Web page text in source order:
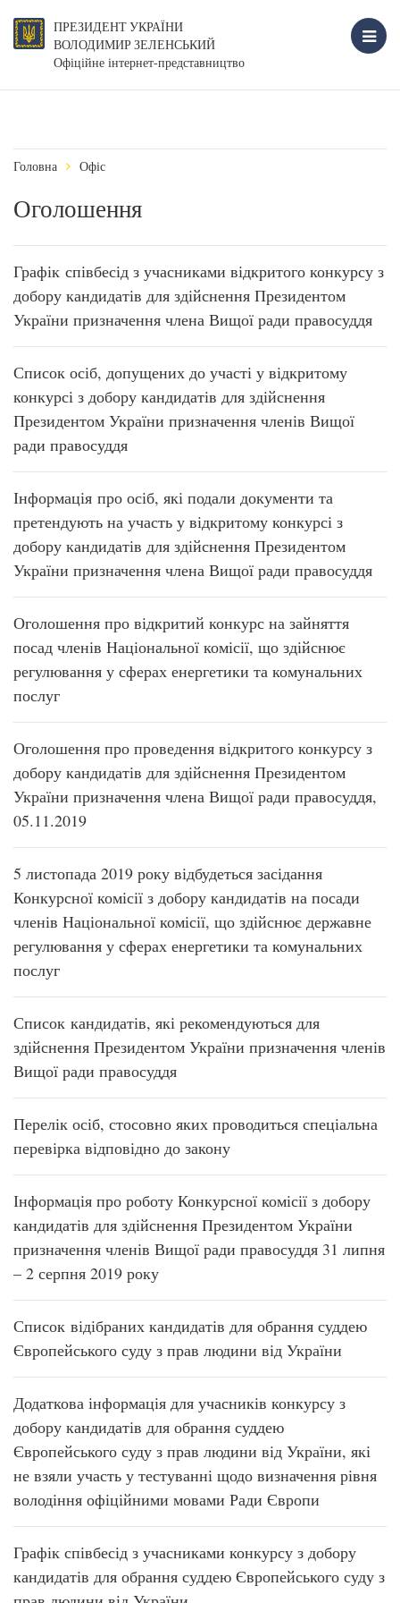
ПРЕЗИДЕНТ УКРАЇНИ
ВОЛОДИМИР ЗЕЛЕНСЬКИЙ
Офіційне інтернет-представництво
Головна Офіс
Оголошення
​Графік співбесід з учасниками відкритого конкурсу з
добору кандидатів для здійснення Президентом
України призначення члена Вищої ради правосуддя
Список осіб, допущених до участі у відкритому
конкурсі з добору кандидатів для здійснення
Президентом України призначення членів Вищої
ради правосуддя
Інформація про осіб, які подали документи та
претендують на участь у відкритому конкурсі з
добору кандидатів для здійснення Президентом
України призначення члена Вищої ради правосуддя
Оголошення про відкритий конкурс на зайняття
посад членів Національної комісії, що здійснює
регулювання у сферах енергетики та комунальних
послуг
Оголошення про проведення відкритого конкурсу з
добору кандидатів для здійснення Президентом
України призначення члена Вищої ради правосуддя,
05.11.2019
5 листопада 2019 року відбудеться засідання
Конкурсної комісії з добору кандидатів на посади
членів Національної комісії, що здійснює державне
регулювання у сферах енергетики та комунальних
послуг
Список кандидатів, які рекомендуються для
здійснення Президентом України призначення членів
Вищої ради правосуддя
Перелік осіб, стосовно яких проводиться спеціальна
перевірка відповідно до закону
Інформація про роботу Конкурсної комісії з добору
кандидатів для здійснення Президентом України
призначення членів Вищої ради правосуддя 31 липня
– 2 серпня 2019 року
Список відібраних кандидатів для обрання суддею
Європейського суду з прав людини від України
Додаткова інформація для учасників конкурсу з
добору кандидатів для обрання суддею
Європейського суду з прав людини від України, які
не взяли участь у тестуванні щодо визначення рівня
володіння офіційними мовами Ради Європи
Графік співбесід з учасниками конкурсу з добору
кандидатів для обрання суддею Європейського суду з